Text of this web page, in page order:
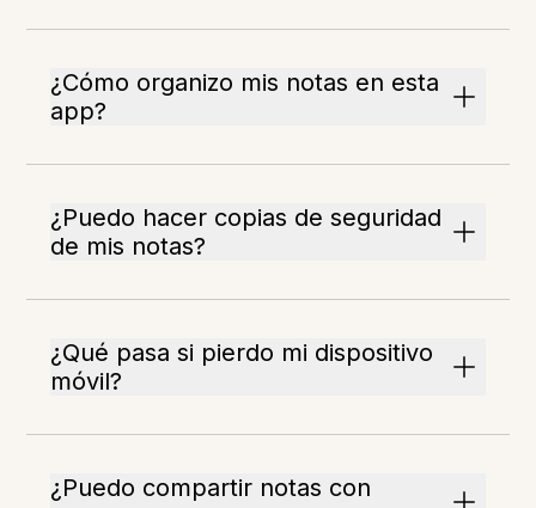
¿Cómo organizo mis notas en esta
app?
¿Puedo hacer copias de seguridad
de mis notas?
¿Qué pasa si pierdo mi dispositivo
móvil?
¿Puedo compartir notas con